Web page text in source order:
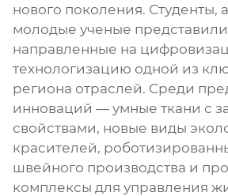
нового поколения. Студенты,
молодые ученые
направленные на
технологизацию одной из
региона отраслей. Среди
инноваций — умные ткани с
свойствами, новые виды
красителей,
швейного производства и
комплексы для управления